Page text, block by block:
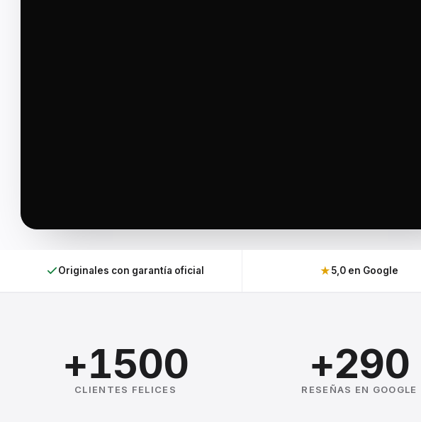
Originales con garantía oficial ★5,0 en Google
+1500
CLIENTES FELICES
+290
RESEÑAS EN GOOGLE